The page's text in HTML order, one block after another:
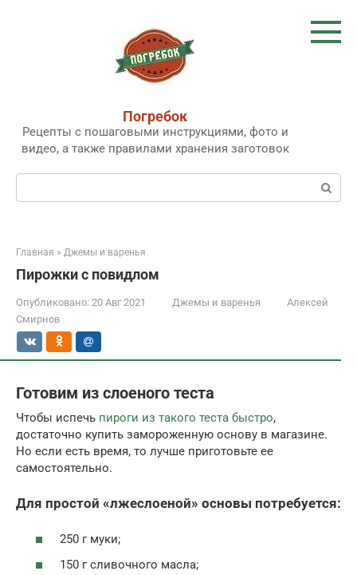
Погребок
Рецепты с пошаговыми инструкциями, фото и
видео, а также правилами хранения заготовок
Поиск:
Главная » Джемы и варенья
Пирожки с повидлом
Опубликовано: 20 Авг 2021 Джемы и варенья
Алексей
Смирнов
Готовим из слоеного теста
Чтобы испечь пироги из такого теста быстро,
достаточно купить замороженную основу в магазине.
Но если есть время, то лучше приготовьте ее
самостоятельно.
Для простой «лжеслоеной» основы потребуется:
250 г муки;
150 г сливочного масла;